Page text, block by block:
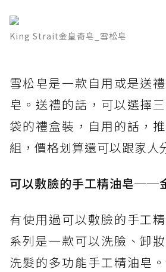
King Strait金皇奇皂_雪松皂
雪松皂是一款自用或是送
皂。送禮的話，可以選擇
袋的禮盒裝，自用的話，
組，價格划算還可以跟家人
可以敷臉的手工精油皂──
有使用過可以敷臉的手工
系列是一款可以洗臉、卸
洗髮的多功能手工精油皂